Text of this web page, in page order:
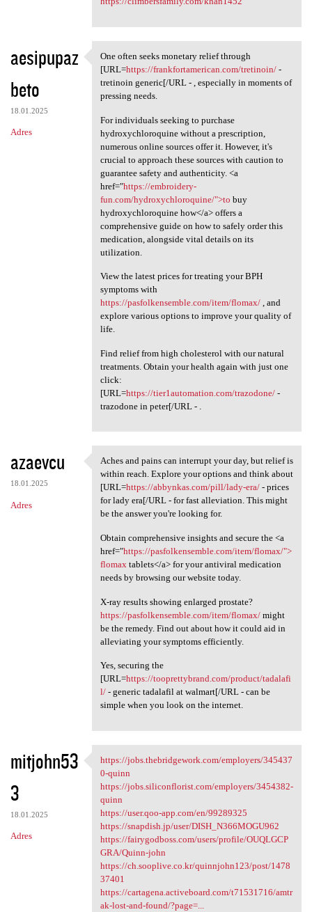
aesipupaz
beto
18.01.2025
Adres
One often seeks monetary
One often seeks monetary relief through
[URL=https://frankfortamerican.com/tretinoin/-
tretinoin generic[/URL - , especially in moments of
pressing needs.
For individuals seeking to purchase
hydroxychloroquine without a prescription,
numerous online sources offer it. However, it's
crucial to approach these sources with caution to
guarantee safety and authenticity. <a
href="https://embroidery-
fun.com/hydroxychloroquine/">to buy
hydroxychloroquine how</a> offers a
comprehensive guide on how to safely order this
medication, alongside vital details on its
utilization.
View the latest prices for treating your BPH
symptoms with
https://pasfolkensemble.com/item/flomax/, and
explore various options to improve your quality of
life.
Find relief from high cholesterol with our natural
treatments. Obtain your health again with just one
click:
[URL=https://tier1automation.com/trazodone/-
trazodone in peter[/URL - .
azaevcu
18.01.2025
Adres
Aches and pains can interrupt
Aches and pains can interrupt your day, but relief is
within reach. Explore your options and think about
[URL=https://abbynkas.com/pill/lady-era/- prices
for lady era[/URL - for fast alleviation. This might
be the answer you're looking for.
Obtain comprehensive insights and secure the <a
href="https://pasfolkensemble.com/item/flomax/">
flomaxtablets</a> for your antiviral medication
needs by browsing our website today.
X-ray results showing enlarged prostate?
https://pasfolkensemble.com/item/flomax/might
be the remedy. Find out about how it could aid in
alleviating your symptoms efficiently.
Yes, securing the
[URL=https://tooprettybrand.com/product/tadalafi
l/- generic tadalafil at walmart[/URL - can be
simple when you look on the internet.
mitjohn53
3
18.01.2025
Adres
https://jobs.thebridgework
https://jobs.thebridgework.com/employers/345437
0-quinn
https://jobs.siliconflorist.com/employers/3454382-
quinn
https://user.qoo-app.com/en/99289325
https://snapdish.jp/user/DISH_N366MOGU962
https://fairygodboss.com/users/profile/OUQLGCP
GRA/Quinn-john
https://ch.sooplive.co.kr/quinnjohn123/post/1478
37401
https://cartagena.activeboard.com/t71531716/amtr
ak-lost-and-found/?page=...